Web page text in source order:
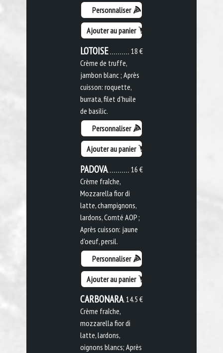
Personnaliser
Ajouter au panier
18 €
LOTOISE
Crème de truffe,
jambon blanc ; Après
cuisson: roquette,
burrata, filet d'huile
de basilic.
Personnaliser
Ajouter au panier
16 €
PADOVA
Crème fraîche,
Mozzarella fior di
latte, champignons,
lardons, Comté AOP ;
Après cuisson: jaune
d'oeuf, persil.
Personnaliser
Ajouter au panier
14.5 €
CARBONARA
Crème fraîche,
mozzarella fior di
latte, lardons,
oignons blancs; Après